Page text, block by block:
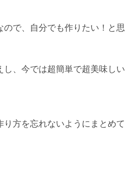
で、自分でも作りたい！と
し、今では超簡単で超美味し
方を忘れないようにまとめ